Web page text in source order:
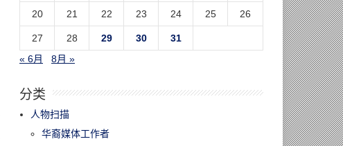
20 21 22 23 24 25 26
27 28 29 30
31
« 6月
8月 »
分类
人物扫描
华裔媒体工作者